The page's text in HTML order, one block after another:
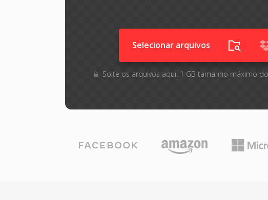
Selecionar arquivos
Solte os arquivos aqui. 1 GB tamanho máximo